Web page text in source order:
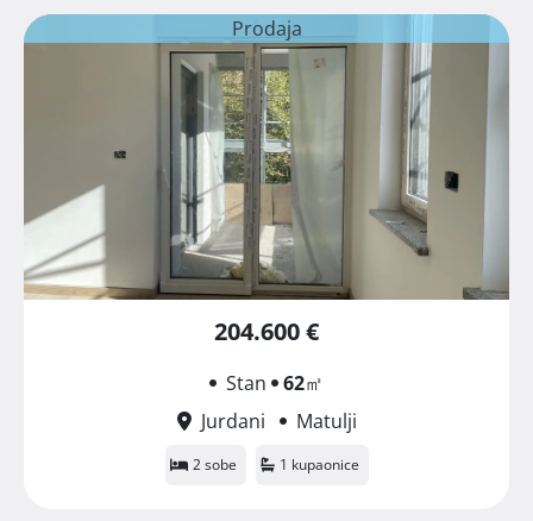
Prodaja
204.600 €
Stan 62㎡
Jurdani
Matulji
2 sobe 1 kupaonice